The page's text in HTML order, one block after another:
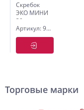
Скребок
ЭКО МИНИ
39 мм,
Pobedit
Артикул: 9005803
Торговые марки